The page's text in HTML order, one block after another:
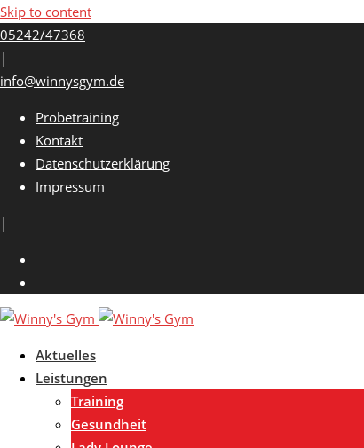
Skip to content
05242/47368
|
info@winnysgym.de
Probetraining
Kontakt
Datenschutzerklärung
Impressum
|
Aktuelles
Leistungen
Training
Gesundheit